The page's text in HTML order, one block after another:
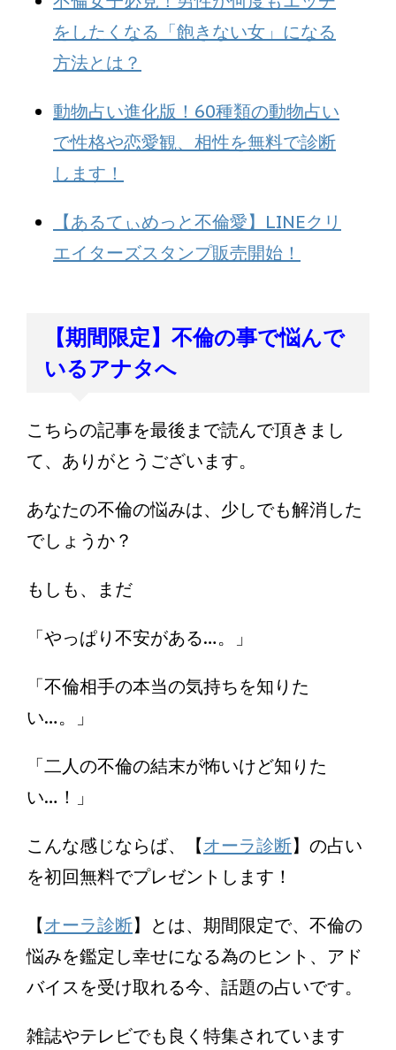
をしたくなる「飽きない女」になる
方法とは？
動物占い進化版！60種類の動物占い
で性格や恋愛観、相性を無料で診断
します！
【あるてぃめっと不倫愛】LINEクリ
エイターズスタンプ販売開始！
【期間限定】不倫の事で悩んで
いるアナタへ
こちらの記事を最後まで読んで頂きまし
て、ありがとうございます。
あなたの不倫の悩みは、少しでも解消した
でしょうか？
もしも、まだ
「やっぱり不安がある…。」
「不倫相手の本当の気持ちを知りた
い…。」
「二人の不倫の結末が怖いけど知りた
い…！」
こんな感じならば、【オーラ診断】の占い
を初回無料でプレゼントします！
【オーラ診断】とは、期間限定で、不倫の
悩みを鑑定し幸せになる為のヒント、アド
バイスを受け取れる今、話題の占いです。
雑誌やテレビでも良く特集されています